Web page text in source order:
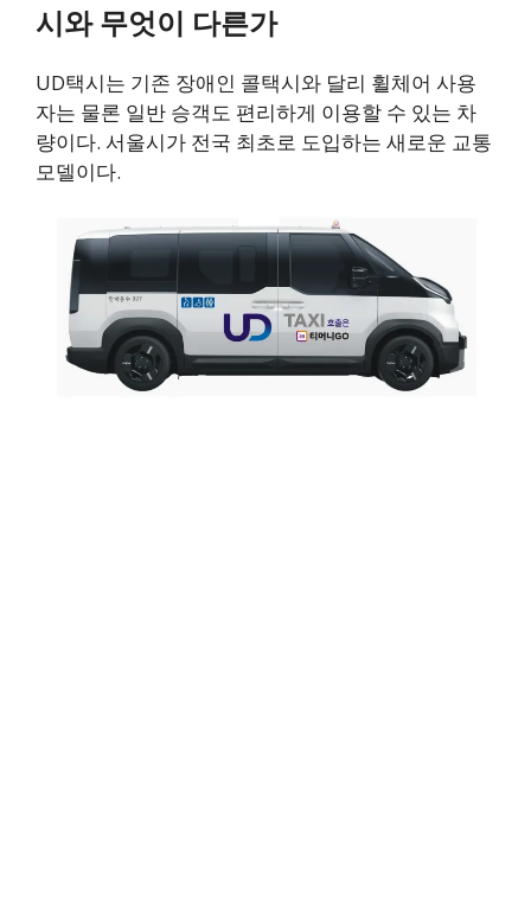
시와 무엇이 다른가
UD택시는 기존 장애인 콜택시와 달리 휠체어 사용
자는 물론 일반 승객도 편리하게 이용할 수 있는 차
량이다. 서울시가 전국 최초로 도입하는 새로운 교통
모델이다.